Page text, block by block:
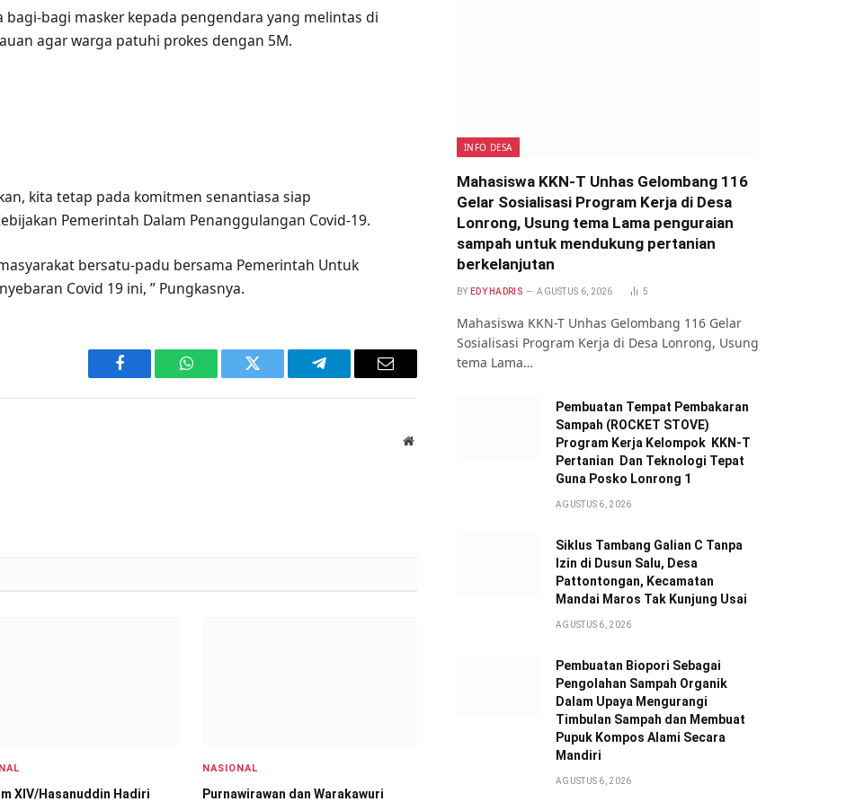
bagi masker kepada pengendara yang melintas di
agar warga patuhi prokes dengan 5M.
kita tetap pada komitmen senantiasa siap
Pemerintah Dalam Penanggulangan Covid-19.
bersatu-padu bersama Pemerintah Untuk
Covid 19 ini, ” Pungkasnya.
Facebook WhatsAppTwitter Telegram Email
Website
XIV/Hasanuddin Hadiri
NASIONAL
Purnawirawan dan Warakawuri
INFO DESA
Mahasiswa KKN-T Unhas Gelombang 116
Gelar Sosialisasi Program Kerja di Desa
Lonrong, Usung tema Lama penguraian
sampah untuk mendukung pertanian
berkelanjutan
BY EDY HADRIS AGUSTUS 6, 2026 5
Mahasiswa KKN-T Unhas Gelombang 116 Gelar
Sosialisasi Program Kerja di Desa Lonrong, Usung
tema Lama…
Pembuatan Tempat Pembakaran
Sampah (ROCKET STOVE)
Program Kerja Kelompok KKN-T
Pertanian Dan Teknologi Tepat
Guna Posko Lonrong 1
AGUSTUS 6, 2026
Siklus Tambang Galian C Tanpa
Izin di Dusun Salu, Desa
Pattontongan, Kecamatan
Mandai Maros Tak Kunjung Usai
AGUSTUS 6, 2026
Pembuatan Biopori Sebagai
Pengolahan Sampah Organik
Dalam Upaya Mengurangi
Timbulan Sampah dan Membuat
Pupuk Kompos Alami Secara
Mandiri
AGUSTUS 6, 2026